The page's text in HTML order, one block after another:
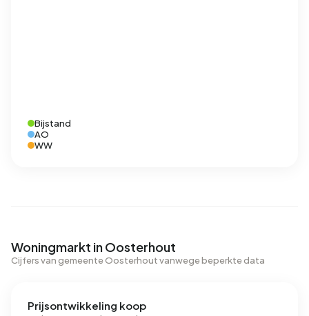
Bijstand
AO
WW
Woningmarkt in Oosterhout
Cijfers van gemeente Oosterhout vanwege beperkte data
Prijsontwikkeling koop